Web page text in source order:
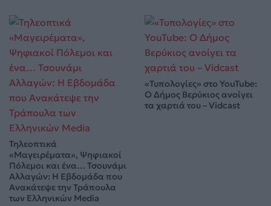
Τηλεοπτικά
«Μαγειρέματα», Ψηφιακοί
Πόλεμοι και ένα… Τσουνάμι
Αλλαγών: Η Εβδομάδα που
Ανακάτεψε την Τράπουλα
των Ελληνικών Media
«Τυπολογίες» στο YouTube:
Ο Δήμος Βερύκιος ανοίγει
τα χαρτιά του – Vidcast